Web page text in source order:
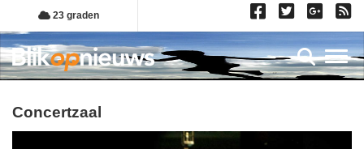
Overslaan
en
naar
de
gaan
23 graden
concertzaal